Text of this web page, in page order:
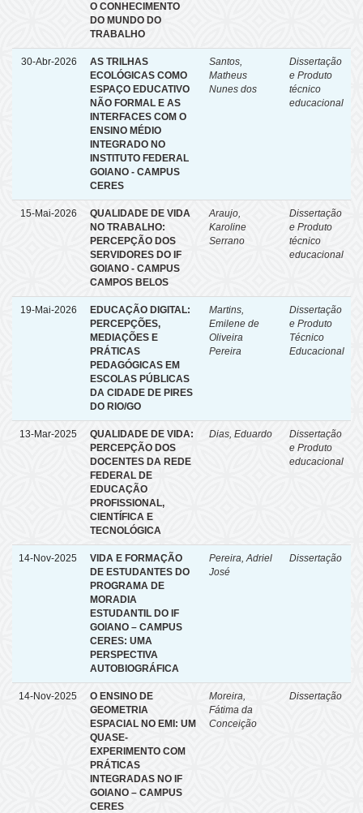
O CONHECIMENTO
DO MUNDO DO
TRABALHO
30-Abr-2026
AS TRILHAS
ECOLÓGICAS COMO
ESPAÇO EDUCATIVO
NÃO FORMAL E AS
INTERFACES COM O
ENSINO MÉDIO
INTEGRADO NO
INSTITUTO FEDERAL
GOIANO - CAMPUS
CERES
Santos,
Matheus
Nunes dos
Dissertação
e Produto
técnico
educacional
15-Mai-2026
QUALIDADE DE VIDA
NO TRABALHO:
PERCEPÇÃO DOS
SERVIDORES DO IF
GOIANO - CAMPUS
CAMPOS BELOS
Araujo,
Karoline
Serrano
Dissertação
e Produto
técnico
educacional
19-Mai-2026
EDUCAÇÃO DIGITAL:
PERCEPÇÕES,
MEDIAÇÕES E
PRÁTICAS
PEDAGÓGICAS EM
ESCOLAS PÚBLICAS
DA CIDADE DE PIRES
DO RIO/GO
Martins,
Emilene de
Oliveira
Pereira
Dissertação
e Produto
Técnico
Educacional
13-Mar-2025
QUALIDADE DE VIDA:
PERCEPÇÃO DOS
DOCENTES DA REDE
FEDERAL DE
EDUCAÇÃO
PROFISSIONAL,
CIENTÍFICA E
TECNOLÓGICA
Dias, Eduardo
Dissertação
e Produto
educacional
14-Nov-2025
VIDA E FORMAÇÃO
DE ESTUDANTES DO
PROGRAMA DE
MORADIA
ESTUDANTIL DO IF
GOIANO – CAMPUS
CERES: UMA
PERSPECTIVA
AUTOBIOGRÁFICA
Pereira, Adriel
José
Dissertação
14-Nov-2025
O ENSINO DE
GEOMETRIA
ESPACIAL NO EMI: UM
QUASE-
EXPERIMENTO COM
PRÁTICAS
INTEGRADAS NO IF
GOIANO – CAMPUS
CERES
Moreira,
Fátima da
Conceição
Dissertação